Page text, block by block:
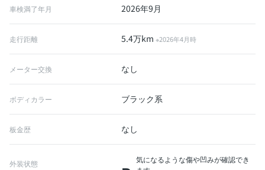
車検満了年月 2026年9月
走行距離 5.4万km※2026年4月時
メーター交換 なし
ボディカラー ブラック系
板金歴 なし
外装状態
気になるような傷や凹みが確認でき